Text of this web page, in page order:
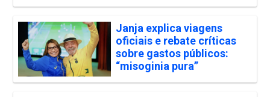
Janja explica viagens
oficiais e rebate críticas
sobre gastos públicos:
“misoginia pura”